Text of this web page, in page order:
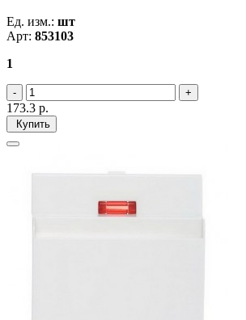
Ед. изм.: шт
Арт: 853103
1
173.3 р.
Купить